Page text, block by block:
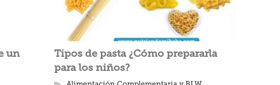
un
Tipos de pasta ¿Cómo prepararla
para los niños?